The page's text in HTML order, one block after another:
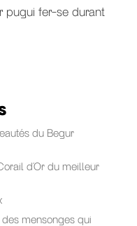
pugui fer-se durant
du Begur
d’Or du meilleur
des mensonges qui